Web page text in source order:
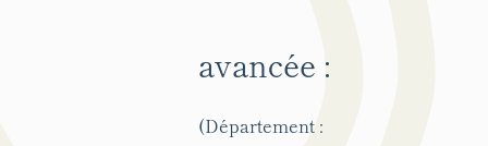
avancée :
(Département :